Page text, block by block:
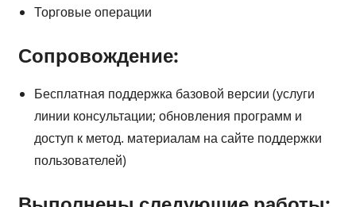
Торговые операции
Сопровождение:
Бесплатная поддержка базовой версии (услуги
линии консультации; обновления программ и
доступ к метод. материалам на сайте поддержки
пользователей)